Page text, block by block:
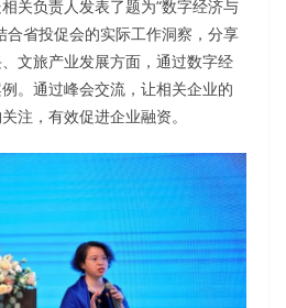
关负责人发表了题为“数字经济与
合省投促会的实际工作洞察，分享
文旅产业发展方面，通过数字经
。通过峰会交流，让相关企业的
注，有效促进企业融资。